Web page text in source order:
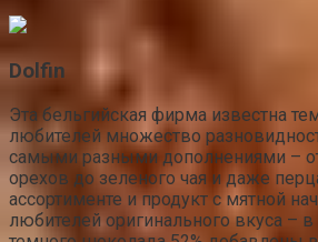
Dolfin
Эта бельгийская фирма известна
любителей множество
самыми разными дополнениями –
орехов до зеленого чая и даже
ассортименте и продукт с мятной
любителей оригинального вкуса – в